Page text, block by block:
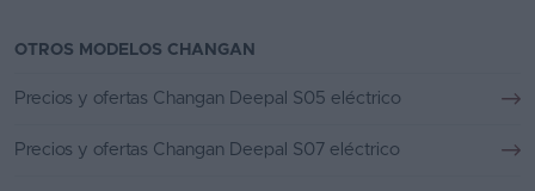
OTROS MODELOS CHANGAN
Precios y ofertas Changan Deepal S05 eléctrico
Precios y ofertas Changan Deepal S07 eléctrico